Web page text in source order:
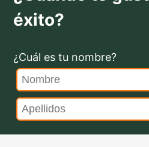
éxito?
¿Cuál es tu nombre?